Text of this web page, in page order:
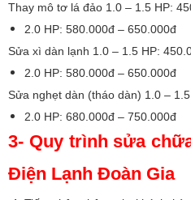
Thay mô tơ lá đảo 1.0 – 1.5 HP:
2.0 HP: 580.000đ – 650.000đ
Sửa xì dàn lạnh 1.0 – 1.5 HP:
2.0 HP: 580.000đ – 650.000đ
Sửa nghẹt dàn (tháo dàn) 1.0 –
2.0 HP: 680.000đ – 750.000đ
3- Quy trình sửa
Điện Lạnh Đoàn Gia